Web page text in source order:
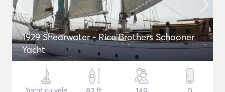
1929 Shearwater - Rice Brothers Schooner
Yacht
Yacht cu vele